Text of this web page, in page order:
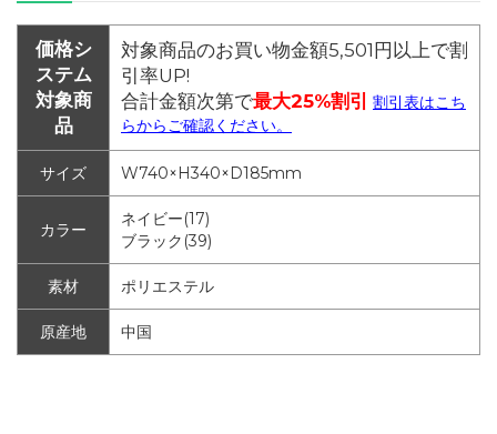
価格シ
ステム
対象商
品
対象商品のお買い物金額5,501円以上で割
引率UP!
合計金額次第で最大25%割引
割引表はこち
らからご確認ください。
サイズ W740×H340×D185mm
カラー
ネイビー(17)
ブラック(39)
素材 ポリエステル
原産地 中国